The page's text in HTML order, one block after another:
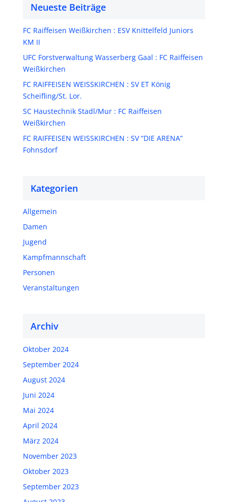
Neueste Beiträge
FC Raiffeisen Weißkirchen : ESV Knittelfeld Juniors
KM II
UFC Forstverwaltung Wasserberg Gaal : FC Raiffeisen
Weißkirchen
FC RAIFFEISEN WEISSKIRCHEN : SV ET König
Scheifling/St. Lor.
SC Haustechnik Stadl/Mur : FC Raiffeisen
Weißkirchen
FC RAIFFEISEN WEISSKIRCHEN : SV “DIE ARENA”
Fohnsdorf
Kategorien
Allgemein
Damen
Jugend
Kampfmannschaft
Personen
Veranstaltungen
Archiv
Oktober 2024
September 2024
August 2024
Juni 2024
Mai 2024
April 2024
März 2024
November 2023
Oktober 2023
September 2023